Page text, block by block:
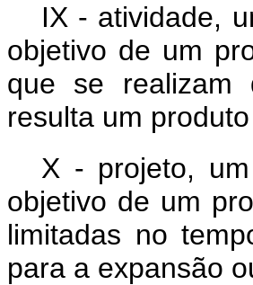
IX - atividade,
objetivo de um
que se realizam
resulta um
X - projeto,
objetivo de um
limitadas no
para a expansão